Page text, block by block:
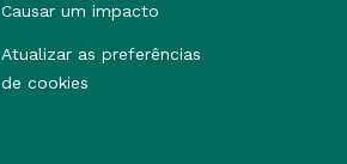
Causar um impacto
Atualizar as preferências
de cookies